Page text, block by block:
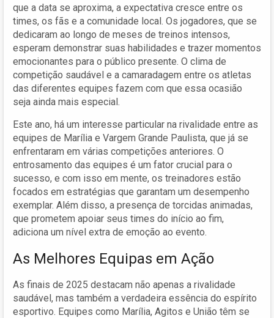
que a data se aproxima, a expectativa cresce entre os
times, os fãs e a comunidade local. Os jogadores, que se
dedicaram ao longo de meses de treinos intensos,
esperam demonstrar suas habilidades e trazer momentos
emocionantes para o público presente. O clima de
competição saudável e a camaradagem entre os atletas
das diferentes equipes fazem com que essa ocasião
seja ainda mais especial.
Este ano, há um interesse particular na rivalidade entre as
equipes de Marília e Vargem Grande Paulista, que já se
enfrentaram em várias competições anteriores. O
entrosamento das equipes é um fator crucial para o
sucesso, e com isso em mente, os treinadores estão
focados em estratégias que garantam um desempenho
exemplar. Além disso, a presença de torcidas animadas,
que prometem apoiar seus times do início ao fim,
adiciona um nível extra de emoção ao evento.
As Melhores Equipas em Ação
As finais de 2025 destacam não apenas a rivalidade
saudável, mas também a verdadeira essência do espírito
esportivo. Equipes como Marília, Agitos e União têm se